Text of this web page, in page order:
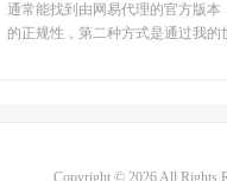
通常能找到由网易代理的官方版
的正规性，第二种方式是通过我
Copyright © 2026 All Rights